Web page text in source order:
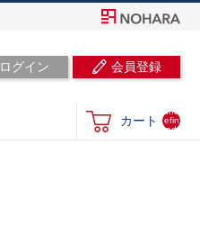
ログイン 会員登録
カート
und
efin
ed